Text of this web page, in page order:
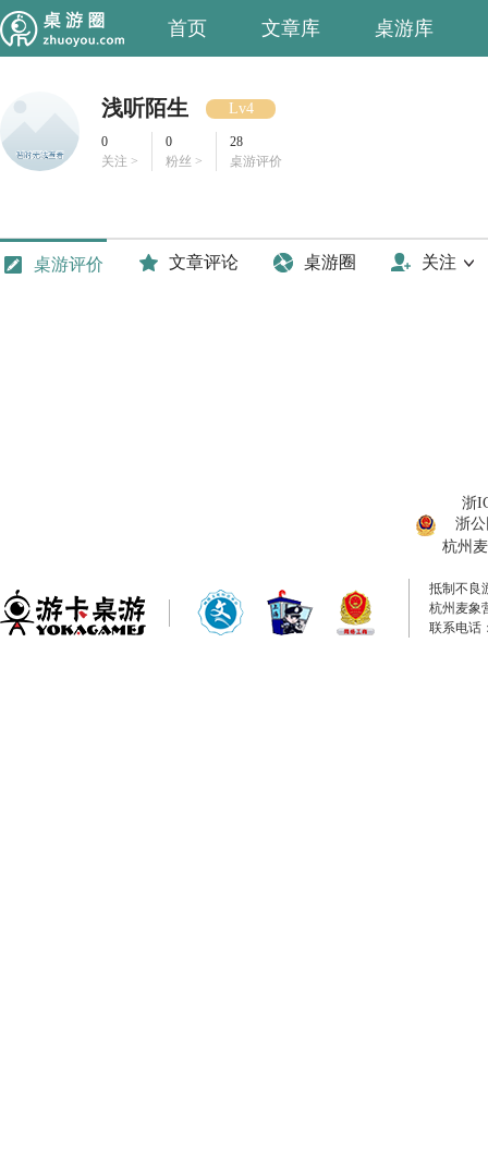
首页 文章库 桌游库
浅听陌生 Lv4
0
关注 >
0
粉丝 >
28
桌游评价
桌游评价 文章评论 桌游圈 关注
浙
浙公
杭州
抵制不良
杭州麦象
联系电话